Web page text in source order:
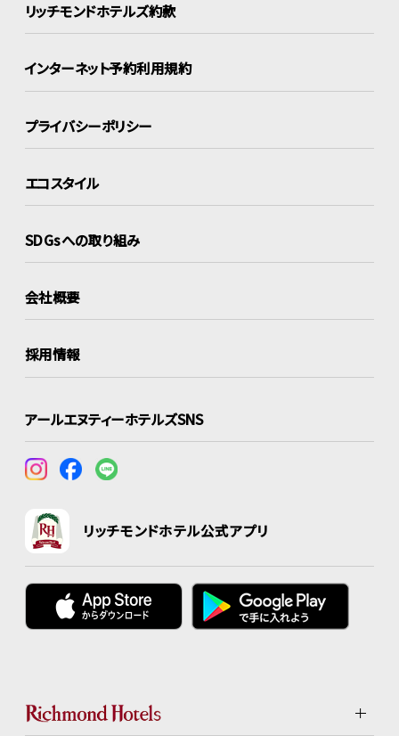
リッチモンドホテルズ約款
インターネット予約利用規約
プライバシーポリシー
エコスタイル
SDGsへの取り組み
会社概要
採用情報
アールエヌティーホテルズSNS
リッチモンドホテル公式アプリ